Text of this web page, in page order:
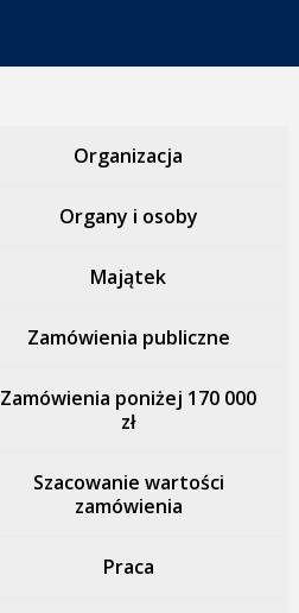
Organizacja
Organy i osoby
Majątek
Zamówienia publiczne
Zamówienia poniżej 170 000
zł
Szacowanie wartości
zamówienia
Praca